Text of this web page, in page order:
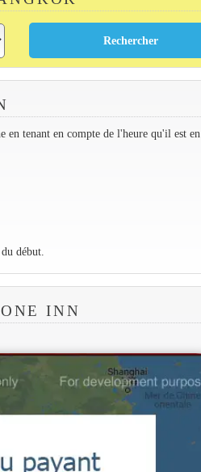
en tenant en compte de l'heure qu'il est en
début.
INN